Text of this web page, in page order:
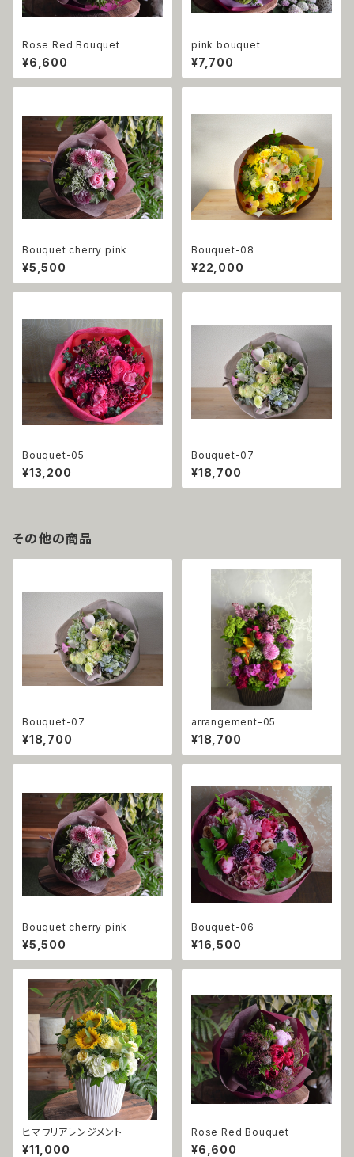
Rose Red Bouquet
¥6,600
pink bouquet
¥7,700
Bouquet cherry pink
¥5,500
Bouquet-08
¥22,000
Bouquet-05
¥13,200
Bouquet-07
¥18,700
その他の商品
Bouquet-07
¥18,700
arrangement-05
¥18,700
Bouquet cherry pink
¥5,500
Bouquet-06
¥16,500
ヒマワリアレンジメント
¥11,000
Rose Red Bouquet
¥6,600